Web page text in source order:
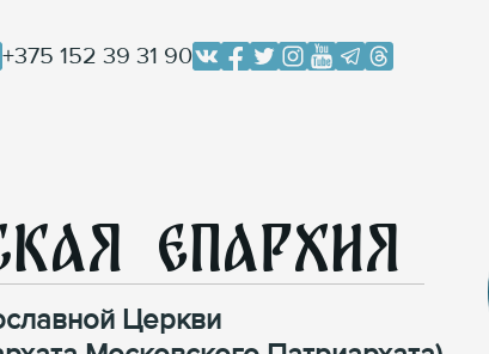
+375 152 39 31 90
Епархия
Церкви